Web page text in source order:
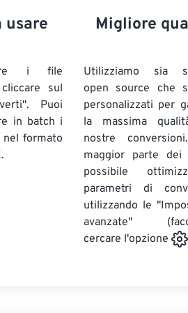
usare
i file
sul
Puoi
in batch i
nel formato
Migliore
Utilizziamo sia
open source che
personalizzati per
la massima
nostre
maggior parte dei
possibile
parametri di
utilizzando le
avanzate"
cercare l'opzione